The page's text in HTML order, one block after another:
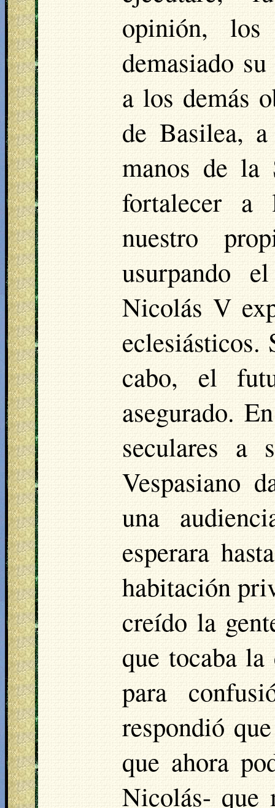
opinión, los
demasiado
a los demás
de Basilea,
manos de la
fortalecer a
nuestro
usurpando
Nicolás V
cabo, el
asegurado.
seculares a
Vespasiano
una
esperara
habitación
creído la
que tocaba
para
respondió
que ahora
Nicolás- que